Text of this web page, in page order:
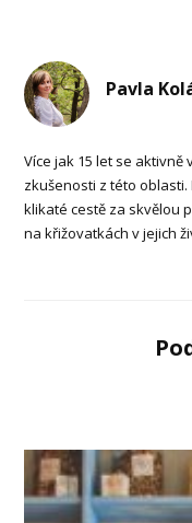
Pavla
Více jak 15 let se
zkušenosti z této
klikaté cestě za skvělou
na křižovatkách v jejich